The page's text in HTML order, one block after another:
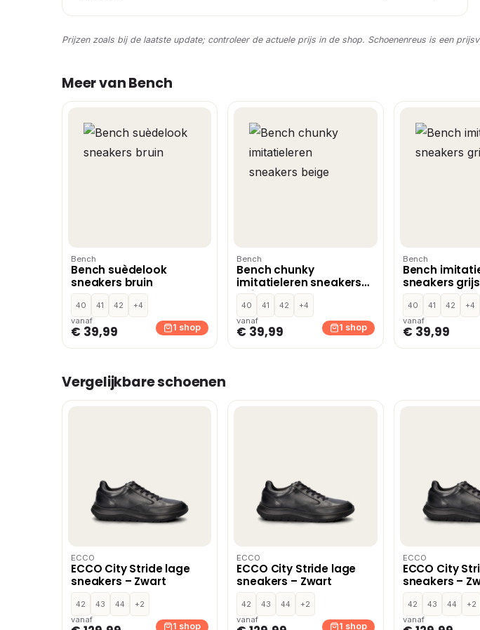
Prijzen zoals bij de laatste update; controleer de actuele prijs in de shop. Schoenenreus is een
Meer van Bench
Bench
Bench suèdelook
sneakers bruin
40 41 42
+4
vanaf
€ 39,99 1 shop
Bench
Bench chunky
imitatieleren sneakers
beige
40 41 42
+4
vanaf
€ 39,99 1 shop
Bench
Bench
sneakers grijs
40 41 42
+4
vanaf
€ 39,99
Vergelijkbare schoenen
ECCO
ECCO City Stride lage
sneakers – Zwart
42 43 44
+2
vanaf
1 shop
ECCO
ECCO City Stride lage
sneakers – Zwart
42 43 44
+2
vanaf
1 shop
ECCO
ECCO City
sneakers –
42 43 44
+2
vanaf